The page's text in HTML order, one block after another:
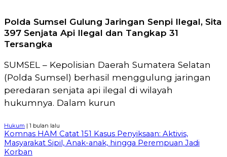
Polda Sumsel Gulung Jaringan Senpi Ilegal, Sita
397 Senjata Api Ilegal dan Tangkap 31
Tersangka
SUMSEL – Kepolisian Daerah Sumatera Selatan
(Polda Sumsel) berhasil menggulung jaringan
peredaran senjata api ilegal di wilayah
hukumnya. Dalam kurun
Hukum | 1 bulan lalu
Komnas HAM Catat 151 Kasus Penyiksaan: Aktivis,
Masyarakat Sipil, Anak-anak, hingga Perempuan Jadi
Korban